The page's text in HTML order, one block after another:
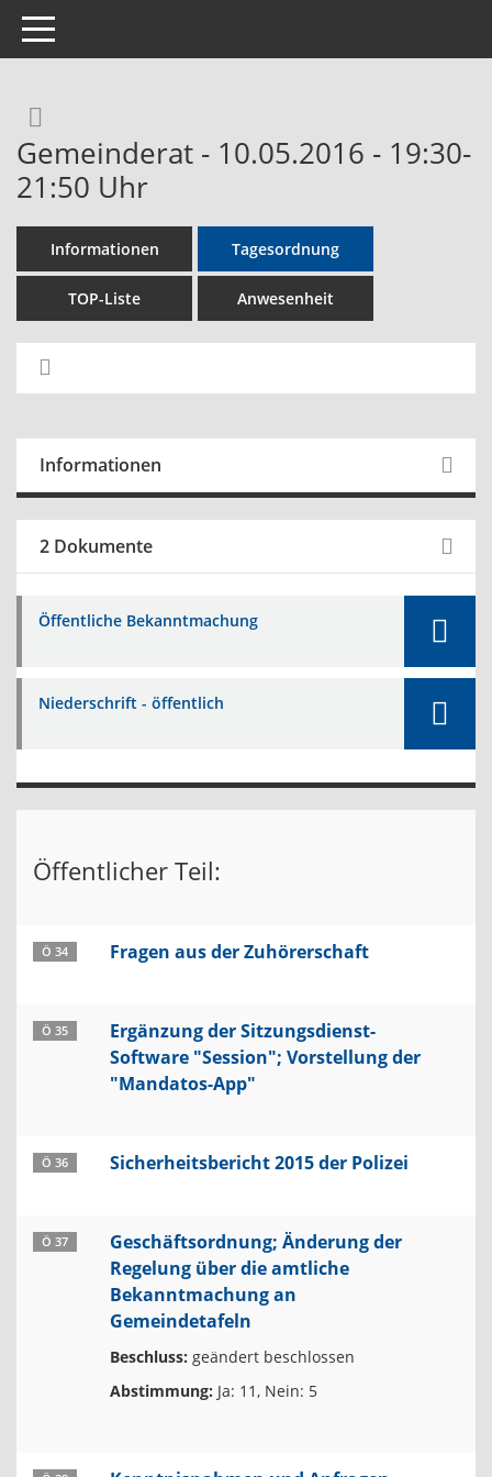
Toggle navigation
Gemeinderat - 10.05.2016 - 19:30-
21:50 Uhr
Informationen Tagesordnung
TOP-Liste Anwesenheit
Informationen
2 Dokumente
Öffentliche Bekanntmachung
Niederschrift - öffentlich
Öffentlicher Teil:
Ö 34 Fragen aus der Zuhörerschaft
Ö 35
Ergänzung der Sitzungsdienst-
Software "Session"; Vorstellung der
"Mandatos-App"
Ö 36 Sicherheitsbericht 2015 der Polizei
Ö 37
Geschäftsordnung; Änderung der
Regelung über die amtliche
Bekanntmachung an
Gemeindetafeln
Beschluss: geändert beschlossen
Abstimmung: Ja: 11, Nein: 5